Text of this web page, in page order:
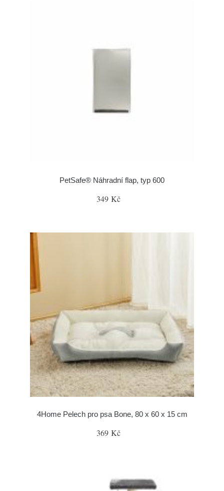
PetSafe® Náhradní flap, typ 600
349 Kč
4Home Pelech pro psa Bone, 80 x 60 x 15 cm
369 Kč